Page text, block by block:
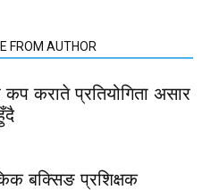
FROM AUTHOR
कराते प्रतियोगिता असार
बक्सिङ प्रशिक्षक